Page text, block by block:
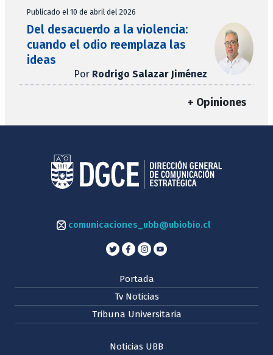
Publicado el 10 de abril del 2026
Del desacuerdo a la violencia:
cuando el odio reemplaza las
ideas
Por Rodrigo Salazar Jiménez
+ Opiniones
comunicaciones_ubb@ubiobio.cl
Portada
Tv Noticias
Tribuna Universitaria
Noticias UBB